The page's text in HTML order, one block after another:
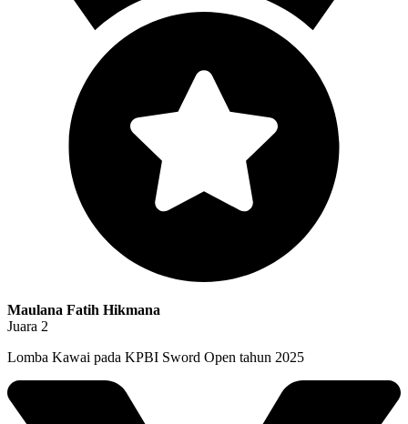
Maulana Fatih Hikmana
Juara 2
Lomba Kawai pada KPBI Sword Open tahun 2025